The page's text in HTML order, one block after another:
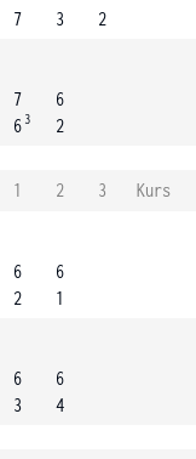
7
3
2
7
6 3
6
2
1 2 3
Kurs
6
2
6
1
6
3
6
4